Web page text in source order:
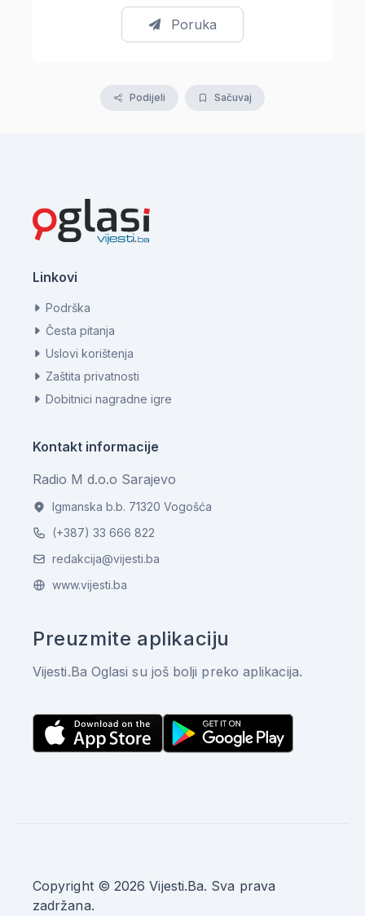
Poruka
Podijeli Sačuvaj
Linkovi
Podrška
Česta pitanja
Uslovi korištenja
Zaštita privatnosti
Dobitnici nagradne igre
Kontakt informacije
Radio M d.o.o Sarajevo
Igmanska b.b. 71320 Vogošća
(+387) 33 666 822
redakcija@vijesti.ba
www.vijesti.ba
Preuzmite aplikaciju
Vijesti.Ba Oglasi su još bolji preko aplikacija.
Copyright © 2026 Vijesti.Ba. Sva prava
zadržana.